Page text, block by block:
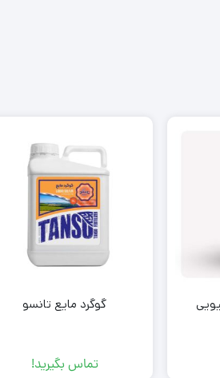
گوگرد مایع تانسو
تماس بگیرید!